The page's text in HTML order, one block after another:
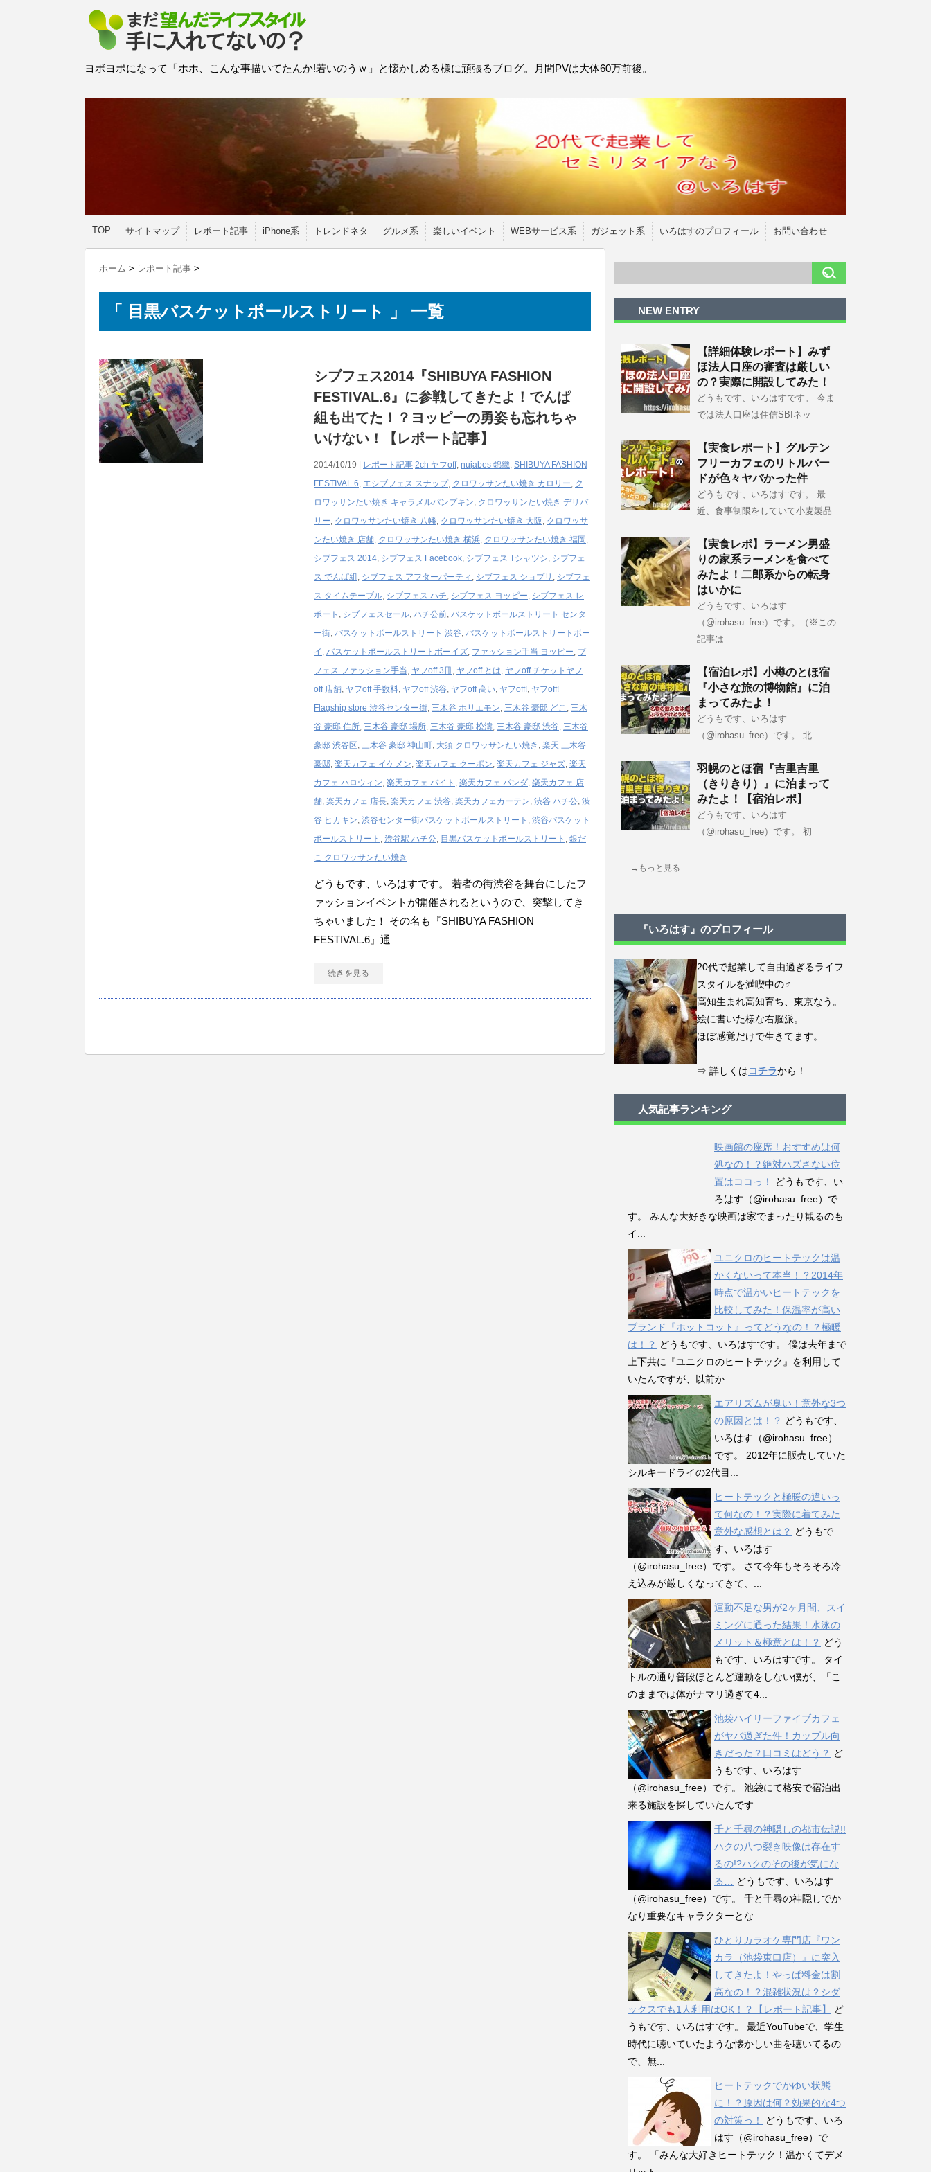
ヨボヨボになって「ホホ、こんな事描いてたんか!若いのうｗ」と懐かしめる様に頑張るブログ。月間PVは大体60万前後。
TOP サイトマップ レポート記事 iPhone系 トレンドネタ グルメ系 楽しいイベント WEBサービス系 ガジェット系 いろはすのプロフィール お問い合わせ
ホーム > レポート記事 >
「 目黒バスケットボールストリート 」 一覧
シブフェス2014『SHIBUYA FASHION
FESTIVAL.6』に参戦してきたよ！でんぱ
組も出てた！？ヨッピーの勇姿も忘れちゃ
いけない！【レポート記事】
2014/10/19 | レポート記事 2ch ヤフoff, nujabes 錦織, SHIBUYA FASHION
FESTIVAL.6, エシブフェス スナップ, クロワッサンたい焼き カロリー, ク
ロワッサンたい焼き キャラメルパンプキン, クロワッサンたい焼き デリバ
リー, クロワッサンたい焼き 八幡, クロワッサンたい焼き 大阪 , クロワッサ
ンたい焼き 店舗, クロワッサンたい焼き 横浜, クロワッサンたい焼き 福岡 ,
シブフェス 2014, シブフェス Facebook, シブフェス Tシャツシ, シブフェ
ス でんぱ組 , シブフェス アフターパーティ , シブフェス ショプリ , シブフェ
ス タイムテーブル, シブフェス ハチ, シブフェス ヨッピー, シブフェス レ
ポート , シブフェスセール, ハチ公前, バスケットボールストリート センタ
ー街, バスケットボールストリート 渋谷, バスケットボールストリートボー
イ , バスケットボールストリートボーイズ, ファッション手当 ヨッピー, ブ
フェス ファッション手当, ヤフoff 3冊, ヤフoff とは, ヤフoff チケットヤフ
off 店舗, ヤフoff 手数料, ヤフoff 渋谷, ヤフoff 高い, ヤフoff!, ヤフoff!
Flagship store 渋谷センター街, 三木谷 ホリエモン, 三木谷 豪邸 どこ , 三木
谷 豪邸 住所, 三木谷 豪邸 場所, 三木谷 豪邸 松濤, 三木谷 豪邸 渋谷, 三木谷
豪邸 渋谷区, 三木谷 豪邸 神山町, 大須 クロワッサンたい焼き , 楽天 三木谷
豪邸, 楽天カフェ イケメン, 楽天カフェ クーポン, 楽天カフェ ジャズ, 楽天
カフェ ハロウィン, 楽天カフェ バイト , 楽天カフェ パンダ, 楽天カフェ 店
舗, 楽天カフェ 店長, 楽天カフェ 渋谷, 楽天カフェカーテン, 渋谷 ハチ公, 渋
谷 ヒカキン, 渋谷センター街バスケットボールストリート , 渋谷バスケット
ボールストリート , 渋谷駅 ハチ公, 目黒バスケットボールストリート , 銀だ
こ クロワッサンたい焼き
どうもです、いろはすです。 若者の街渋谷を舞台にしたフ
ァッションイベントが開催されるというので、突撃してき
ちゃいました！ その名も『SHIBUYA FASHION
FESTIVAL.6』通
続きを見る
NEW ENTRY
【詳細体験レポート】みず
ほ法人口座の審査は厳しい
の？実際に開設してみた！
どうもです、いろはすです。 今ま
では法人口座は住信SBIネッ
【実食レポート】グルテン
フリーカフェのリトルバー
ドが色々ヤバかった件
どうもです、いろはすです。 最
近、食事制限をしていて小麦製品
【実食レポ】ラーメン男盛
りの家系ラーメンを食べて
みたよ！二郎系からの転身
はいかに
どうもです、いろはす
（@irohasu_free）です。（※この
記事は
【宿泊レポ】小樽のとほ宿
『小さな旅の博物館』に泊
まってみたよ！
どうもです、いろはす
（@irohasu_free）です。 北
羽幌のとほ宿『吉里吉里
（きりきり）』に泊まって
みたよ！【宿泊レポ】
どうもです、いろはす
（@irohasu_free）です。 初
→もっと見る
『いろはす』のプロフィール
20代で起業して自由過ぎるライフ
スタイルを満喫中の♂
高知生まれ高知育ち、東京なう。
絵に書いた様な右脳派。
ほぼ感覚だけで生きてます。
⇒ 詳しくはコチラから！
人気記事ランキング
映画館の座席！おすすめは何
処なの！？絶対ハズさない位
置はココっ！
どうもです、い
ろはす（@irohasu_free）で
す。 みんな大好きな映画は家でまったり観るのも
イ...
ユニクロのヒートテックは温
かくないって本当！？2014年
時点で温かいヒートテックを
比較してみた！保温率が高い
ブランド『ホットコット』ってどうなの！？極暖
は！？ どうもです、いろはすです。 僕は去年まで
上下共に『ユニクロのヒートテック』を利用して
いたんですが、以前か...
エアリズムが臭い！意外な3つ
の原因とは！？ どうもです、
いろはす（@irohasu_free）
です。 2012年に販売していた
シルキードライの2代目...
ヒートテックと極暖の違いっ
て何なの！？実際に着てみた
意外な感想とは？ どうもで
す、いろはす
（@irohasu_free）です。 さて今年もそろそろ冷
え込みが厳しくなってきて、...
運動不足な男が2ヶ月間、スイ
ミングに通った結果！水泳の
メリット＆極意とは！？ どう
もです、いろはすです。 タイ
トルの通り普段ほとんど運動をしない僕が、「こ
のままでは体がナマリ過ぎて4...
池袋ハイリーファイブカフェ
がヤバ過ぎた件！カップル向
きだった？口コミはどう？ ど
うもです、いろはす
（@irohasu_free）です。 池袋にて格安で宿泊出
来る施設を探していたんです...
千と千尋の神隠しの都市伝説!!
ハクの八つ裂き映像は存在す
るの!?ハクのその後が気にな
る…
どうもです、いろはす
（@irohasu_free）です。 千と千尋の神隠しでか
なり重要なキャラクターとな...
ひとりカラオケ専門店『ワン
カラ（池袋東口店）』に突入
してきたよ！やっぱ料金は割
高なの！？混雑状況は？シダ
ックスでも1人利用はOK！？【レポート記事】
ど
うもです、いろはすです。 最近YouTubeで、学生
時代に聴いていたような懐かしい曲を聴いてるの
で、無...
ヒートテックでかゆい状態
に！？原因は何？効果的な4つ
の対策っ！
どうもです、いろ
はす（@irohasu_free）で
す。 「みんな大好きヒートテック！温かくてデメ